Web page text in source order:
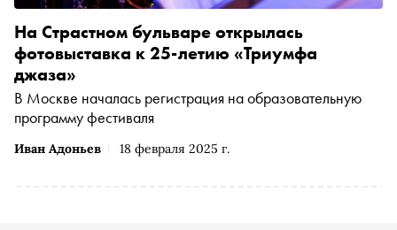
Иван Адоньев 18 февраля 2025 г.
На Страстном бульваре открылась
фотовыставка к 25-летию «Триумфа
джаза»
В Москве началась регистрация на образовательную
программу фестиваля